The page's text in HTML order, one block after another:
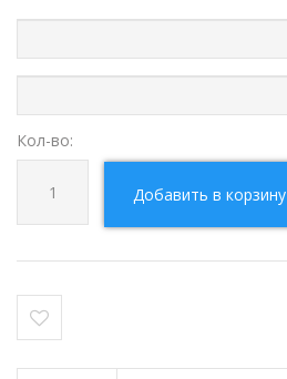
Кол-во:
Добавить в корзину